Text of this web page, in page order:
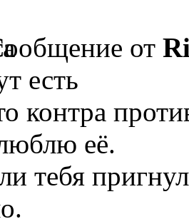
от
есть
контра
её.
тебя